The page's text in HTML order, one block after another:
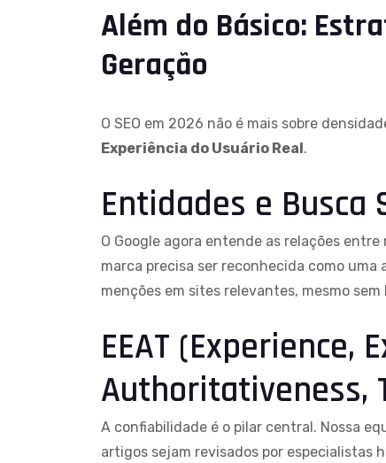
Além do Básico:
Geração
O SEO em 2026 não é mais sobre
Experiência do Usuário Real.
Entidades e Busca
O Google agora entende as relações
marca precisa ser reconhecida como
menções em sites relevantes, mesmo
EEAT (Experience,
Authoritativeness,
A confiabilidade é o pilar central. Nossa
artigos sejam revisados por especialistas